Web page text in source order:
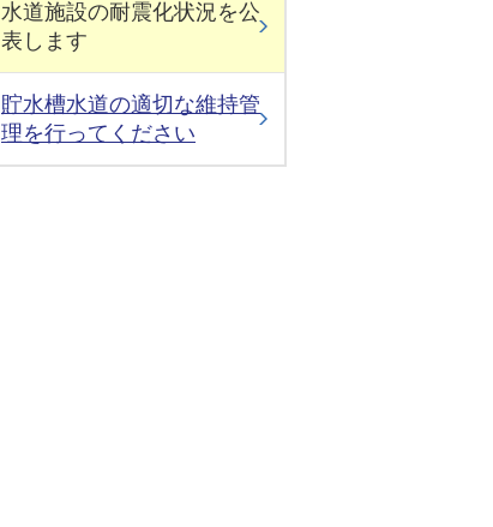
水道施設の耐震化状況を公
表します
貯水槽水道の適切な維持管
理を行ってください